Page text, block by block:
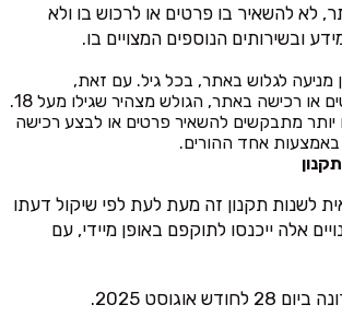
לא להשאיר בו פרטים או לרכוש בו ולא
ובשירותים הנוספים המצויים בו.
מניעה לגלוש באתר, בכל גיל. עם זאת,
בהשארת פרטים או רכישה באתר, הגולש מצהיר שגילו מעל 18.
יותר מתבקשים להשאיר פרטים או לבצע רכישה
באמצעות אחד ההורים.
לשנות תקנון זה מעת לעת לפי שיקול דעתו
אלה ייכנסו לתוקפם באופן מיידי, עם
אוגוסט 2025.